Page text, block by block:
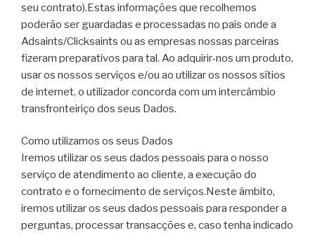
seu contrato).Estas informações que recolhemos
poderão ser guardadas e processadas no país onde a
Adsaints/Clicksaints ou as empresas nossas parceiras
fizeram preparativos para tal. Ao adquirir-nos um produto,
usar os nossos serviços e/ou ao utilizar os nossos sítios
de internet, o utilizador concorda com um intercâmbio
transfronteiriço dos seus Dados.
Como utilizamos os seus Dados
Iremos utilizar os seus dados pessoais para o nosso
serviço de atendimento ao cliente, a execução do
contrato e o fornecimento de serviços.Neste âmbito,
iremos utilizar os seus dados pessoais para responder a
perguntas, processar transacções e, caso tenha indicado